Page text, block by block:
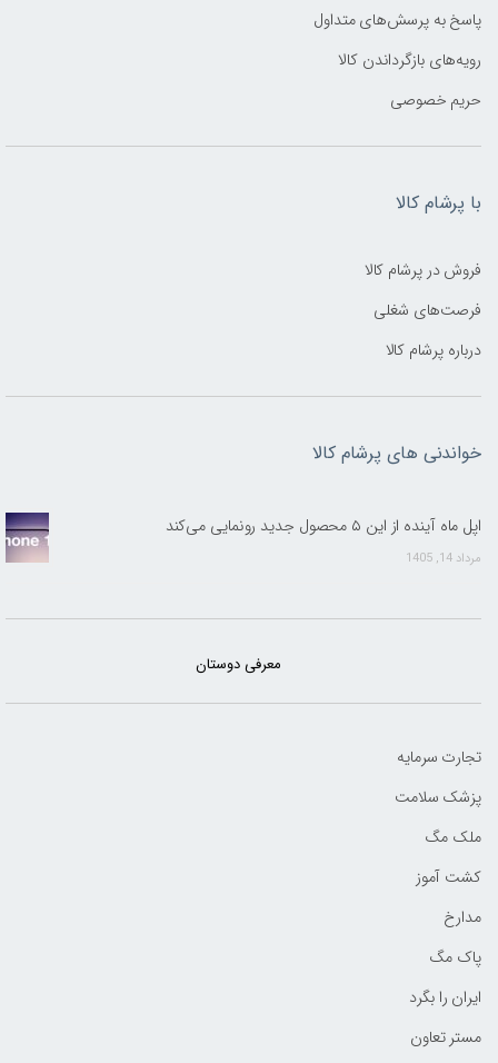
پاسخ به پرسش‌های متداول
رویه‌های بازگرداندن کالا
حریم خصوصی
با پرشام کالا
فروش در پرشام کالا
فرصت‌های شغلی
درباره پرشام کالا
خواندنی های پرشام کالا
اپل ماه آینده از این ۵ محصول جدید رونمایی می‌کند
مرداد 14, 1405
معرفی دوستان
تجارت سرمایه
پزشک سلامت
ملک مگ
کشت آموز
مدارخ
پاک مگ
ایران را بگرد
مستر تعاون